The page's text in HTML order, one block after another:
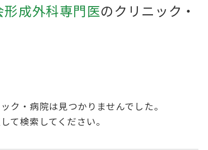
成外科専門医のクリニック・
ク・病院は見つかりませんでした。
て検索してください。